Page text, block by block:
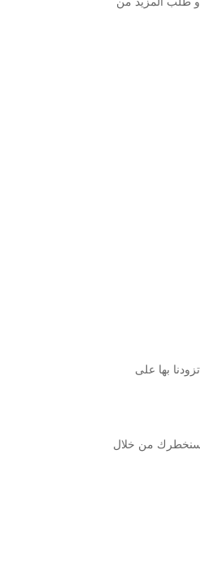
بها على
فسنخطرك من خلال